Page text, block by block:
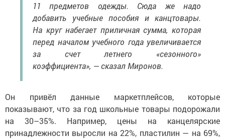
11 предметов одежды. Сюда же надо
добавить учебные пособия и канцтовары.
На круг набегает приличная сумма, которая
перед началом учебного года увеличивается
за счет летнего «сезонного»
коэффициента», — сказал Миронов.
Он привёл данные маркетплейсов, которые
показывают, что за год школьные товары подорожали
на 30–35%. Например, цены на канцелярские
принадлежности выросли на 22%, пластилин — на 69%,